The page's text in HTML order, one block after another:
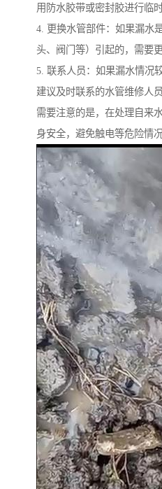
用防水胶带或密封胶进行临时
4. 更换水管部件：如果漏水
头、阀门等）引起的，需要
5. 联系人员：如果漏水情况
建议及时联系的水管维修人
需要注意的是，在处理自来
身安全，避免触电等危险情况